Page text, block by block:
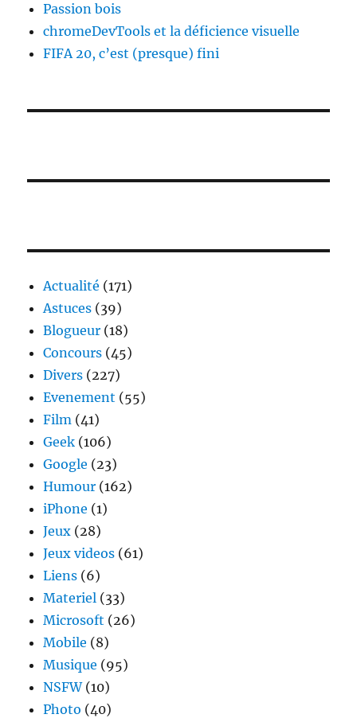
Passion bois
chromeDevTools et la déficience visuelle
FIFA 20, c’est (presque) fini
Actualité (171)
Astuces (39)
Blogueur (18)
Concours (45)
Divers (227)
Evenement (55)
Film (41)
Geek (106)
Google (23)
Humour (162)
iPhone (1)
Jeux (28)
Jeux videos (61)
Liens (6)
Materiel (33)
Microsoft (26)
Mobile (8)
Musique (95)
NSFW(10)
Photo (40)